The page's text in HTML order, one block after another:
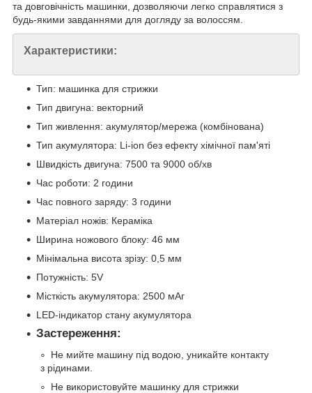
та довговічність машинки, дозволяючи легко справлятися з
будь-якими завданнями для догляду за волоссям.
Характеристики:
Тип: машинка для стрижки
Тип двигуна: векторний
Тип живлення: акумулятор/мережа (комбінована)
Тип акумулятора: Li-ion без ефекту хімічної пам'яті
Швидкість двигуна: 7500 та 9000 об/хв
Час роботи: 2 години
Час повного заряду: 3 години
Матеріал ножів: Кераміка
Ширина ножового блоку: 46 мм
Мінімальна висота зрізу: 0,5 мм
Потужність: 5V
Місткість акумулятора: 2500 мАг
LED-індикатор стану акумулятора
Застереження:
Не мийте машину під водою, уникайте контакту
з рідинами.
Не використовуйте машинку для стрижки